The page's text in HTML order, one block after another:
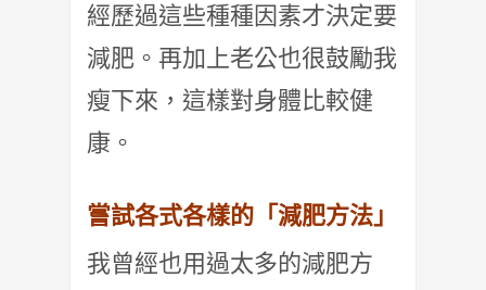
經歷過這些種種因素才決定要
減肥。再加上老公也很鼓勵我
瘦下來，這樣對身體比較健
康。
嘗試各式各樣的「減肥方法」
我曾經也用過太多的減肥方